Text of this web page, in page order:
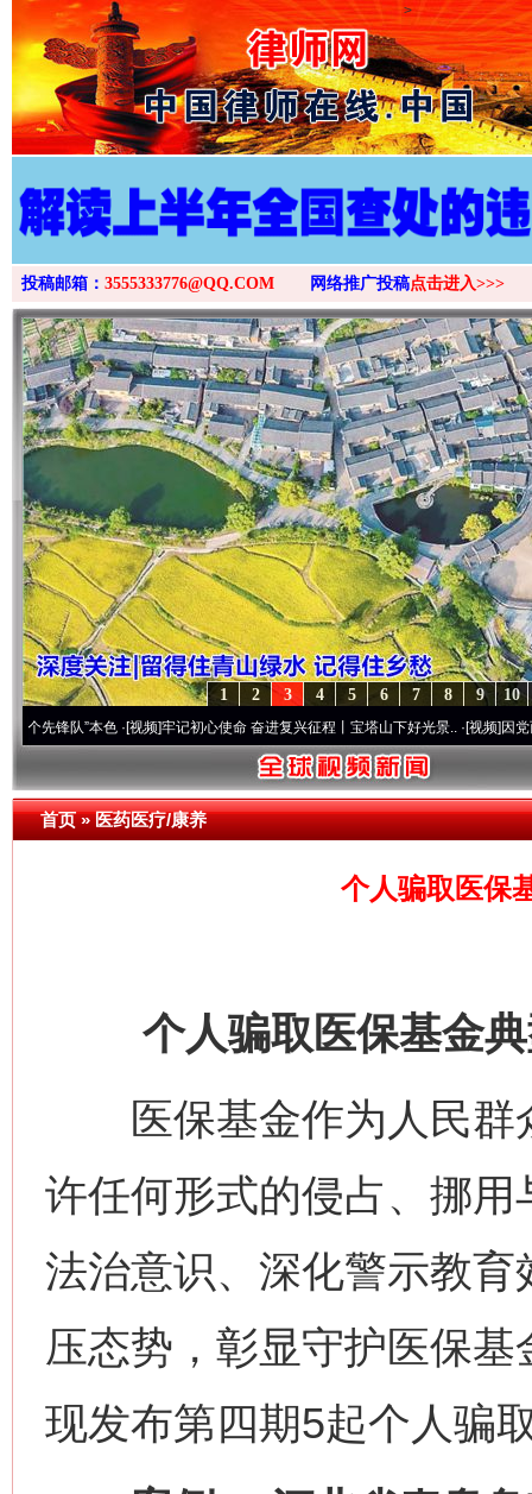
>
投稿邮箱： 3555333776@QQ.COM 网络推广投稿点击进入>>>
10
9
8
7
6
5
4
3
2
1
”本色·[视频]牢记初心使命 奋进复兴征程丨宝塔山下好光景..·[视频]因党而生 为党
首页»医药医疗/康养
个人骗取医保
个人骗取医保基金典
医保基金作为人民群众
许任何形式的侵占、挪
法治意识、深化警示教
压态势，彰显守护医保
现发布第四期5起个人骗